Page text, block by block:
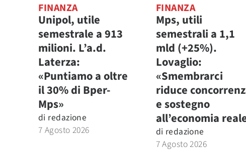
FINANZA
Unipol, utile
semestrale a 913
milioni. L’a.d.
Laterza:
«Puntiamo a oltre
il 30% di Bper-
Mps»
di redazione
7 Agosto 2026
FINANZA
Mps, utili
semestrali a 1,1
mld (+25%).
Lovaglio:
«Smembrarci
riduce
e sostegno
all’economia
di redazione
7 Agosto 2026